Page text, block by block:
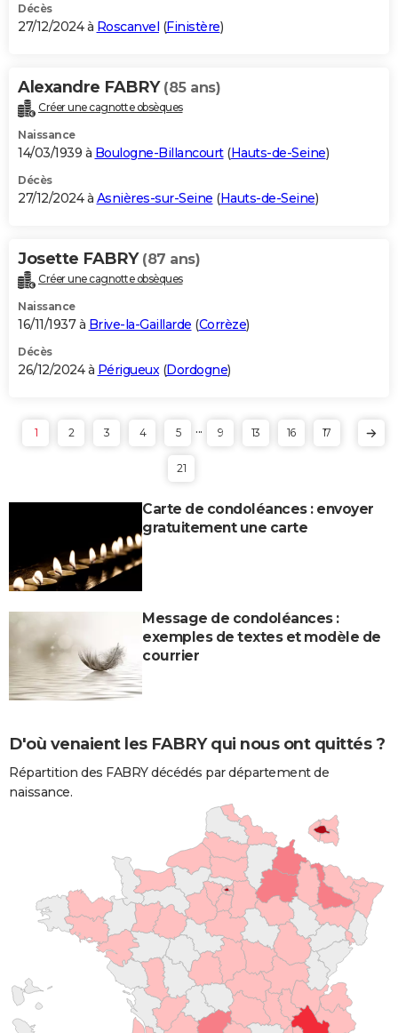
Décès
27/12/2024 à Roscanvel (Finistère)
Alexandre FABRY (85 ans)
Créer une cagnotte obsèques
Naissance
14/03/1939 à Boulogne-Billancourt(Hauts-de-Seine)
Décès
27/12/2024 à Asnières-sur-Seine (Hauts-de-Seine)
Josette FABRY (87 ans)
Créer une cagnotte obsèques
Naissance
16/11/1937 à Brive-la-Gaillarde (Corrèze)
Décès
26/12/2024 à Périgueux (Dordogne)
1 2 3 4 5 ... 9 13 16 17
21
Carte de condoléances : envoyer
gratuitement une carte
Message de condoléances :
exemples de textes et modèle de
courrier
D'où venaient les FABRY qui nous ont quittés ?
Répartition des FABRY décédés par département de
naissance.